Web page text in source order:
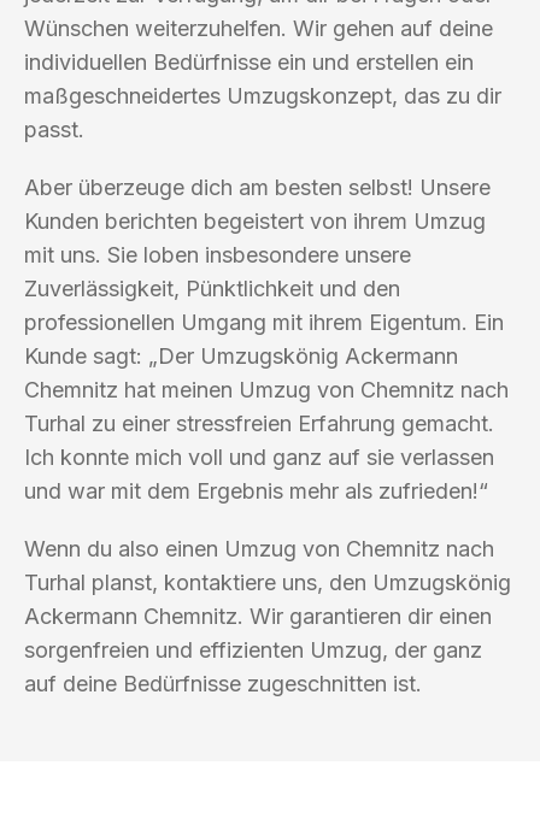
Wünschen weiterzuhelfen. Wir gehen auf deine
individuellen Bedürfnisse ein und erstellen ein
maßgeschneidertes Umzugskonzept, das zu dir
passt.
Aber überzeuge dich am besten selbst! Unsere
Kunden berichten begeistert von ihrem Umzug
mit uns. Sie loben insbesondere unsere
Zuverlässigkeit, Pünktlichkeit und den
professionellen Umgang mit ihrem Eigentum. Ein
Kunde sagt: „Der Umzugskönig Ackermann
Chemnitz hat meinen Umzug von Chemnitz nach
Turhal zu einer stressfreien Erfahrung gemacht.
Ich konnte mich voll und ganz auf sie verlassen
und war mit dem Ergebnis mehr als zufrieden!“
Wenn du also einen Umzug von Chemnitz nach
Turhal planst, kontaktiere uns, den Umzugskönig
Ackermann Chemnitz. Wir garantieren dir einen
sorgenfreien und effizienten Umzug, der ganz
auf deine Bedürfnisse zugeschnitten ist.